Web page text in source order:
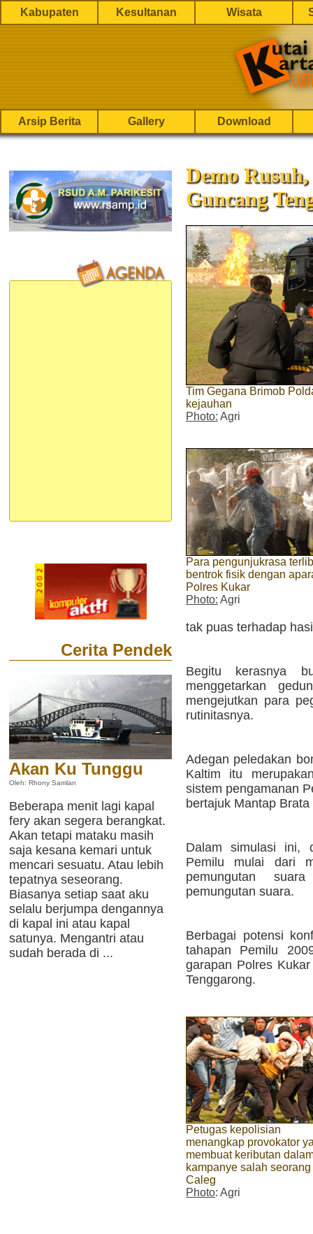
Kabupaten Kesultanan Wisata
Arsip Berita Gallery Download
Cerita Pendek
Akan Ku Tunggu
Oleh: Rhony Samlan
Beberapa menit lagi kapal
fery akan segera berangkat.
Akan tetapi mataku masih
saja kesana kemari untuk
mencari sesuatu. Atau lebih
tepatnya seseorang.
Biasanya setiap saat aku
selalu berjumpa dengannya
di kapal ini atau kapal
satunya. Mengantri atau
sudah berada di ...
Demo
Guncang
Tim Gegana Brimob
kejauhan
Photo: Agri
Para pengunjukrasa
bentrok fisik dengan
Polres Kukar
Photo: Agri
tak puas terhadap
Begitu kerasnya
menggetarkan
mengejutkan para
rutinitasnya.
Adegan peledakan
Kaltim itu
sistem pengamanan
bertajuk Mantap Brata
Dalam simulasi ini,
Pemilu mulai dari
pemungutan
pemungutan suara.
Berbagai potensi
tahapan Pemilu
garapan Polres
Tenggarong.
Petugas kepolisian
menangkap provokator
membuat keributan
kampanye salah seorang
Caleg
Photo: Agri